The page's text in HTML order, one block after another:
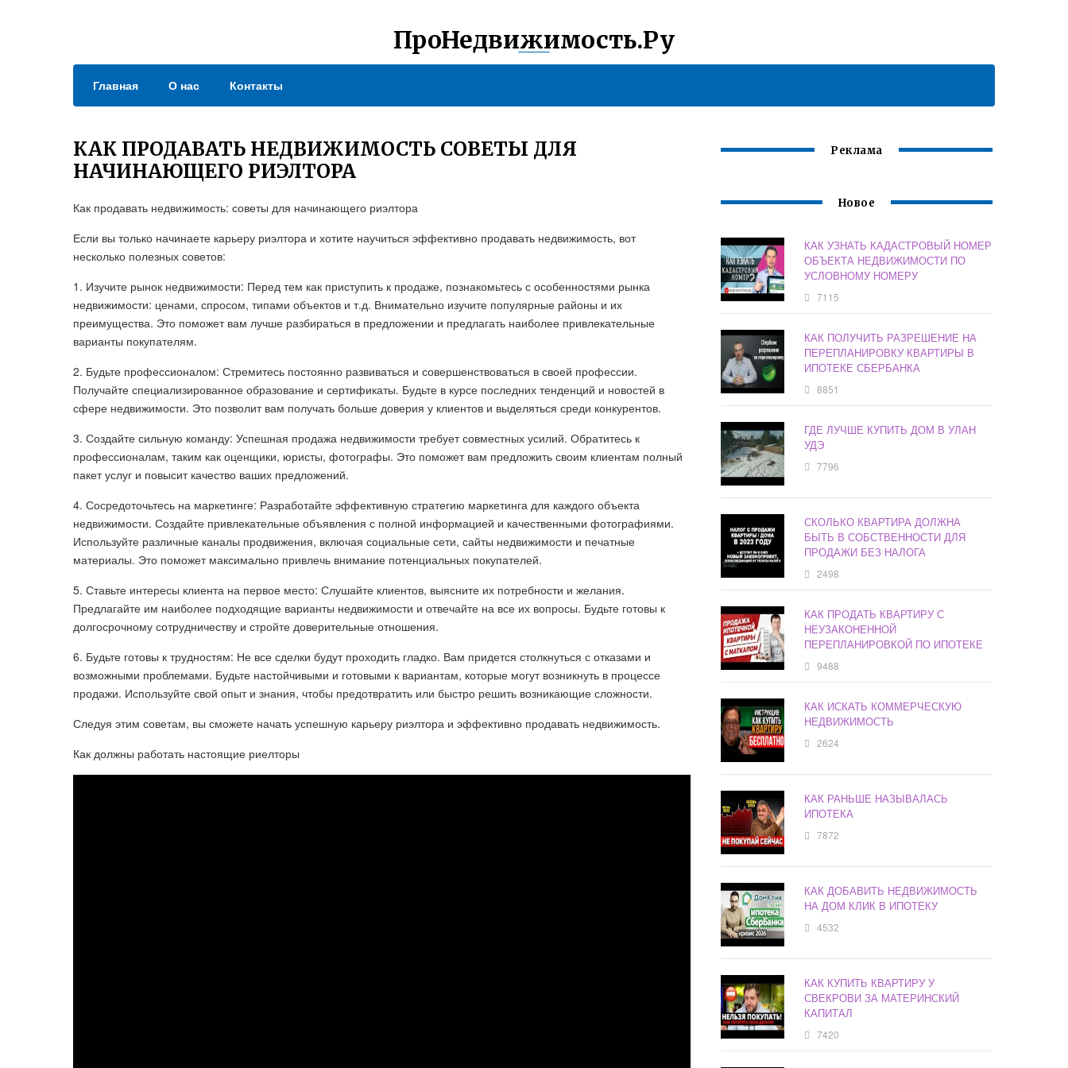
ПроНедвижимость.Ру
Главная О нас Контакты
КАК ПРОДАВАТЬ НЕДВИЖИМОСТЬ СОВЕТЫ ДЛЯ
НАЧИНАЮЩЕГО РИЭЛТОРА
Как продавать недвижимость: советы для начинающего риэлтора
Если вы только начинаете карьеру риэлтора и хотите научиться эффективно продавать недвижимость, вот
несколько полезных советов:
1. Изучите рынок недвижимости: Перед тем как приступить к продаже, познакомьтесь с особенностями рынка
недвижимости: ценами, спросом, типами объектов и т.д. Внимательно изучите популярные районы и их
преимущества. Это поможет вам лучше разбираться в предложении и предлагать наиболее привлекательные
варианты покупателям.
2. Будьте профессионалом: Стремитесь постоянно развиваться и совершенствоваться в своей профессии.
Получайте специализированное образование и сертификаты. Будьте в курсе последних тенденций и новостей в
сфере недвижимости. Это позволит вам получать больше доверия у клиентов и выделяться среди конкурентов.
3. Создайте сильную команду: Успешная продажа недвижимости требует совместных усилий. Обратитесь к
профессионалам, таким как оценщики, юристы, фотографы. Это поможет вам предложить своим клиентам полный
пакет услуг и повысит качество ваших предложений.
4. Сосредоточьтесь на маркетинге: Разработайте эффективную стратегию маркетинга для каждого объекта
недвижимости. Создайте привлекательные объявления с полной информацией и качественными фотографиями.
Используйте различные каналы продвижения, включая социальные сети, сайты недвижимости и печатные
материалы. Это поможет максимально привлечь внимание потенциальных покупателей.
5. Ставьте интересы клиента на первое место: Слушайте клиентов, выясните их потребности и желания.
Предлагайте им наиболее подходящие варианты недвижимости и отвечайте на все их вопросы. Будьте готовы к
долгосрочному сотрудничеству и стройте доверительные отношения.
6. Будьте готовы к трудностям: Не все сделки будут проходить гладко. Вам придется столкнуться с отказами и
возможными проблемами. Будьте настойчивыми и готовыми к вариантам, которые могут возникнуть в процессе
продажи. Используйте свой опыт и знания, чтобы предотвратить или быстро решить возникающие сложности.
Следуя этим советам, вы сможете начать успешную карьеру риэлтора и эффективно продавать недвижимость.
Как должны работать настоящие риелторы
Реклама
Новое
КАК УЗНАТЬ КАДАСТРОВЫЙ НОМЕР
ОБЪЕКТА НЕДВИЖИМОСТИ ПО
УСЛОВНОМУ НОМЕРУ
7115
КАК ПОЛУЧИТЬ РАЗРЕШЕНИЕ НА
ПЕРЕПЛАНИРОВКУ КВАРТИРЫ В
ИПОТЕКЕ СБЕРБАНКА
8851
ГДЕ ЛУЧШЕ КУПИТЬ ДОМ В УЛАН
УДЭ
7796
СКОЛЬКО КВАРТИРА ДОЛЖНА
БЫТЬ В СОБСТВЕННОСТИ ДЛЯ
ПРОДАЖИ БЕЗ НАЛОГА
2498
КАК ПРОДАТЬ КВАРТИРУ С
НЕУЗАКОНЕННОЙ
ПЕРЕПЛАНИРОВКОЙ ПО ИПОТЕКЕ
9488
КАК ИСКАТЬ КОММЕРЧЕСКУЮ
НЕДВИЖИМОСТЬ
2624
КАК РАНЬШЕ НАЗЫВАЛАСЬ
ИПОТЕКА
7872
КАК ДОБАВИТЬ НЕДВИЖИМОСТЬ
НА ДОМ КЛИК В ИПОТЕКУ
4532
КАК КУПИТЬ КВАРТИРУ У
СВЕКРОВИ ЗА МАТЕРИНСКИЙ
КАПИТАЛ
7420